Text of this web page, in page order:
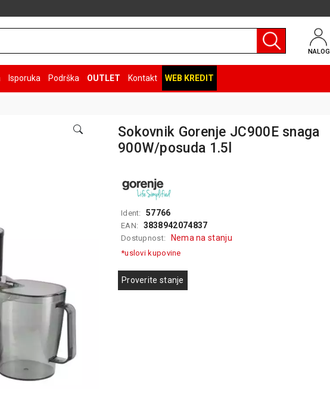
NALOG
Isporuka Podrška OUTLET Kontakt WEB KREDIT
Sokovnik Gorenje JC900E snaga
900W/posuda 1.5l
Ident: 57766
EAN: 3838942074837
Dostupnost: Nema na stanju
*uslovi kupovine
Proverite stanje